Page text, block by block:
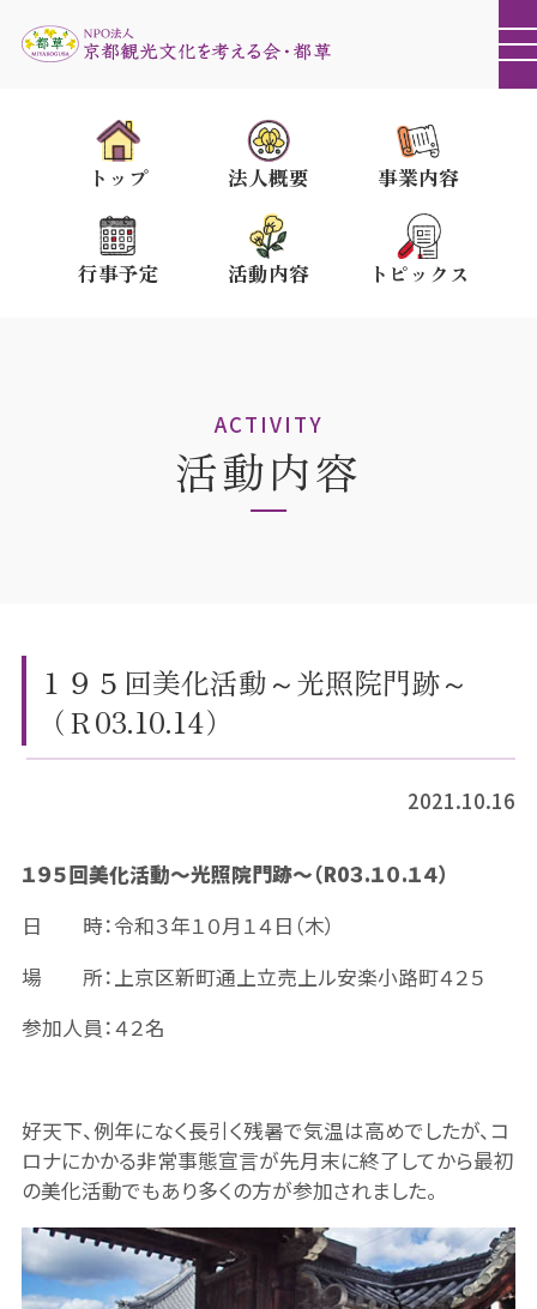
トップ 法人概要 事業内容
行事予定 活動内容 トピックス
ACTIVITY
活動内容
１９５回美化活動～光照院門跡～
（Ｒ03.10.14）
2021.10.16
１９５回美化活動～光照院門跡～（R0３.１０.１４）
日 時：令和３年１０月１４日（木）
場 所：上京区新町通上立売上ル安楽小路町４２５
参加人員：４２名
好天下、例年になく長引く残暑で気温は高めでしたが、コ
ロナにかかる非常事態宣言が先月末に終了してから最初
の美化活動でもあり多くの方が参加されました。